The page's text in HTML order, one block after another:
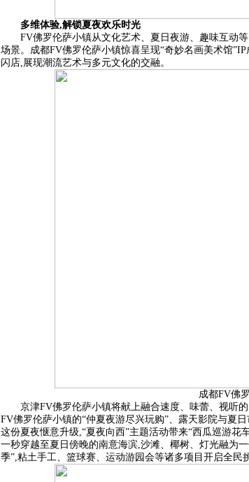
多维体验,解锁夏夜欢乐时光
FV佛罗伦萨小镇从文化艺术、夏日夜游、趣味互动
场景。成都FV佛罗伦萨小镇惊喜呈现“奇妙名画美术馆
闪店,展现潮流艺术与多元文化的交融。
成都FV佛
京津FV佛罗伦萨小镇将献上融合速度、味蕾、视听
FV佛罗伦萨小镇的“仲夏夜游尽兴玩购”、露天影院与夏
这份夏夜惬意升级,“夏夜向西”主题活动带来“西瓜巡游花
一秒穿越至夏日傍晚的南意海滨,沙滩、椰树、灯光融为
季”,粘土手工、篮球赛、运动游园会等诸多项目开启全民